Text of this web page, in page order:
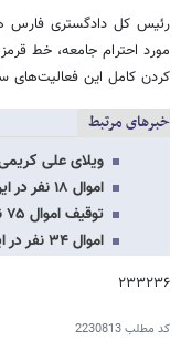
رئیس کل دادگستری فارس
مورد احترام جامعه، خط
کردن کامل این فعالیت‌های
خبرهای مرتبط
ویلای علی
اموال ۱۸ نفر در این استان توقیف شد/ جزئیات
توقیف اموال ۷۵ نفر در این استان
اموال ۳۴ نفر در این استان توقیف شد/ جزئیات
۲۳۳۲۳۶
کد مطلب2230813